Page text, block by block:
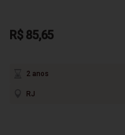
R$ 85,65
2 anos
RJ